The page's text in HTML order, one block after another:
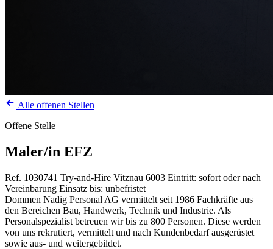
Alle offenen Stellen
Offene Stelle
Maler/in EFZ
Ref. 1030741 Try-and-Hire Vitznau 6003 Eintritt: sofort oder nach
Vereinbarung Einsatz bis: unbefristet
Dommen Nadig Personal AG vermittelt seit 1986 Fachkräfte aus
den Bereichen Bau, Handwerk, Technik und Industrie. Als
Personalspezialist betreuen wir bis zu 800 Personen. Diese werden
von uns rekrutiert, vermittelt und nach Kundenbedarf ausgerüstet
sowie aus- und weitergebildet.